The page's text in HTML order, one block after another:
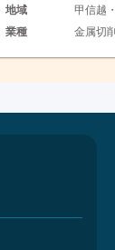
地域
甲信越
業種
金属切